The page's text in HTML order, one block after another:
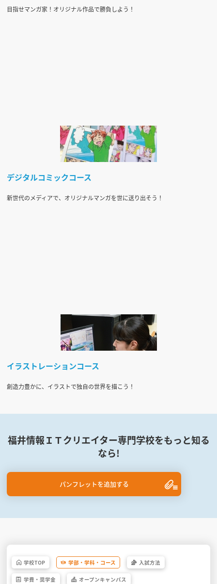
目指せマンガ家！オリジナル作品で勝負しよう！
デジタルコミックコース
新世代のメディアで、オリジナルマンガを世に送り出そう！
イラストレーションコース
創造力豊かに、イラストで独自の世界を描こう！
福井情報ＩＴクリエイター専門学校をもっと知る
なら!
パンフレットを追加する
学校TOP 学部・ 学科・ コース 入試方法
学費・ 奨学金 オープンキャンパス